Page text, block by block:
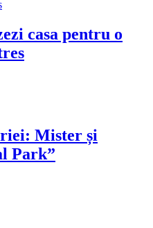
casa pentru o
Mister și
Park”